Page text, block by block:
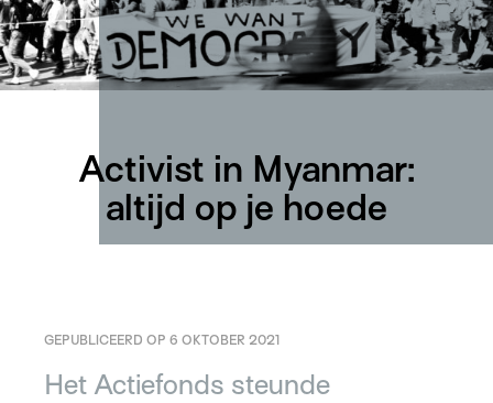
Activist in Myanmar:
altijd op je hoede
GEPUBLICEERD OP 6 OKTOBER 2021
Het Actiefonds steunde